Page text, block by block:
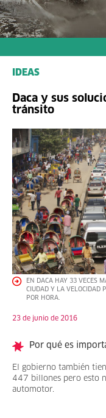
IDEAS
Daca y sus
tránsito
EN DACA HAY 33 VECES
CIUDAD Y LA VELOCIDAD
POR HORA.
23 de junio de 2016
Por qué es
El gobierno también
447 billones pero esto
automotor.